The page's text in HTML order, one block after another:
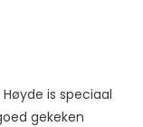
is speciaal
gekeken